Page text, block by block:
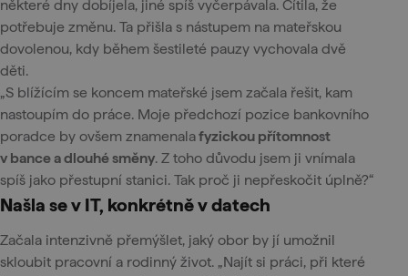
některé dny dobíjela, jiné spíš vyčerpávala. Cítila, že
potřebuje změnu. Ta přišla s nástupem na mateřskou
dovolenou, kdy během šestileté pauzy vychovala dvě
děti.
„S blížícím se koncem mateřské jsem začala řešit, kam
nastoupím do práce. Moje předchozí pozice bankovního
poradce by ovšem znamenalafyzickou přítomnost
v bance a dlouhé směny. Z toho důvodu jsem ji vnímala
spíš jako přestupní stanici. Tak proč ji nepřeskočit úplně?“
Našla se v IT, konkrétně v datech
Začala intenzivně přemýšlet, jaký obor by jí umožnil
skloubit pracovní a rodinný život. „Najít si práci, při které